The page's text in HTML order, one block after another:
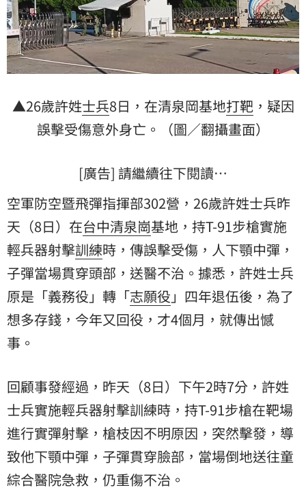
▲26歲許姓士兵8日，在清泉岡基地打靶，疑因
誤擊受傷意外身亡。（圖／翻攝畫面）
[廣告] 請繼續往下閱讀…
空軍防空暨飛彈指揮部302營，26歲許姓士兵昨
天（8日）在台中清泉崗基地，持T-91步槍實施
輕兵器射擊訓練時，傳誤擊受傷，人下顎中彈，
子彈當場貫穿頭部，送醫不治。據悉，許姓士兵
原是「義務役」轉「志願役 」四年退伍後，為了
想多存錢，今年又回役，才4個月，就傳出憾
事。
回顧事發經過，昨天（8日）下午2時7分，許姓
士兵實施輕兵器射擊訓練時，持T-91步槍在靶場
進行實彈射擊，槍枝因不明原因，突然擊發，導
致他下顎中彈，子彈貫穿臉部，當場倒地送往童
綜合醫院急救，仍重傷不治。